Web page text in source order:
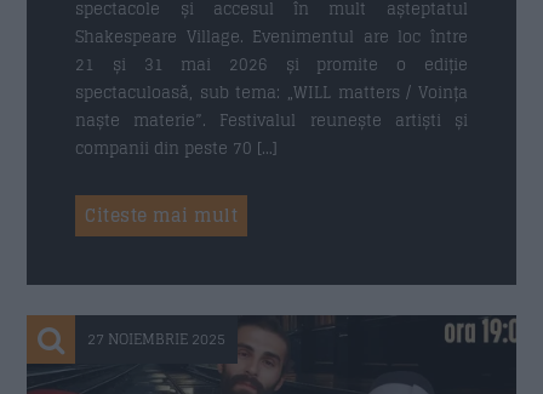
spectacole și accesul în mult așteptatul
Shakespeare Village. Evenimentul are loc între
21 și 31 mai 2026 și promite o ediție
spectaculoasă, sub tema: „WILL matters / Voința
naște materie”. Festivalul reunește artiști și
companii din peste 70 […]
Citeste mai mult
27 NOIEMBRIE 2025